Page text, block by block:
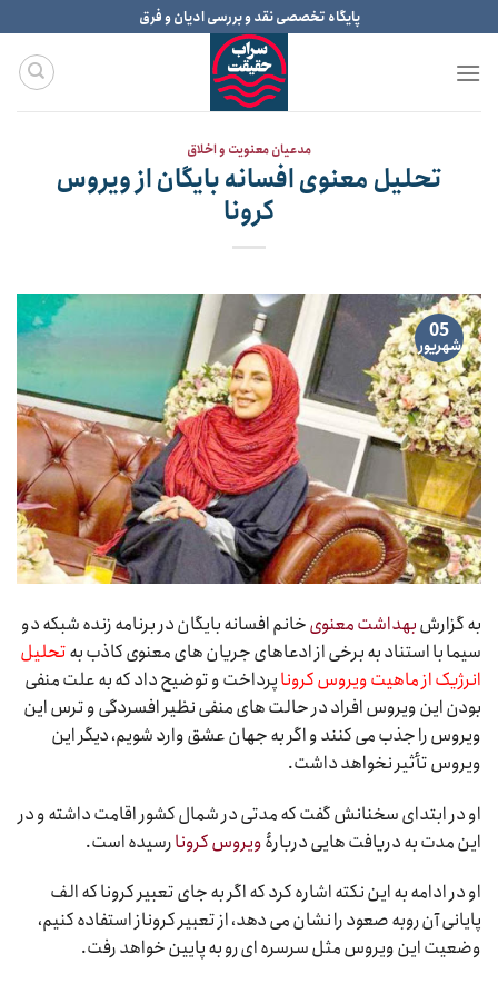
to
content
پایگاه تخصصی نقد و بررسی ادیان و فرق
مدعیان معنویت و اخلاق
تحلیل معنوی افسانه بایگان از ویروس
کرونا
05
شهریور
به گزارشبهداشت معنویخانم افسانه بایگان در برنامه زنده شبکه دو
سیما با استناد به برخی از ادعاهای جریان های معنوی کاذب بهتحلیل
انرژیک از ماهیت ویروس کروناپرداخت و توضیح داد که به علت منفی
بودن این ویروس افراد در حالت های منفی نظیر افسردگی و ترس این
ویروس را جذب می کنند و اگر به جهان عشق وارد شویم، دیگر این
ویروس تأثیر نخواهد داشت.
او در ابتدای سخنانش گفت که مدتی در شمال کشور اقامت داشته و در
این مدت به دریافت هایی دربارۀویروس کرونارسیده است.
او در ادامه به این نکته اشاره کرد که اگر به جای تعبیر کرونا که الف
پایانی آن روبه صعود را نشان می دهد، از تعبیر کروناز استفاده کنیم،
وضعیت این ویروس مثل سرسره ای رو به پایین خواهد رفت.